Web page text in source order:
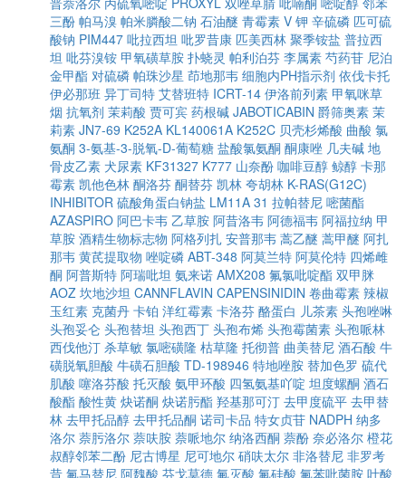
三酚 帕马溴 帕米膦酸二钠 石油醚 青霉素 V 钾 辛硫磷 匹可硫
酸钠 PIM447 吡拉西坦 吡罗昔康 匹美西林 聚季铵盐 普拉西
坦 吡芬溴铵 甲氧磺草胺 扑蛲灵 帕利泊芬 李属素 芍药苷 尼泊
金甲酯 对硫磷 帕珠沙星 茚地那韦 细胞内PH指示剂 依伐卡托
伊必那班 异丁司特 艾替班特 ICRT-14 伊洛前列素 甲氧咪草
烟 抗氧剂 茉莉酸 贾可宾 药根碱 JABOTICABIN 爵筛奥素 茉
莉素 JN7-69 K252A KL140061A K252C 贝壳杉烯酸 曲酸 氯
氨酮 3-氨基-3-脱氧-D-葡萄糖 盐酸氯氨酮 酮康唑 几夫碱 地
骨皮乙素 犬尿素 KF31327 K777 山奈酚 咖啡豆醇 鲸醇 卡那
霉素 凯他色林 酮洛芬 酮替芬 凯林 夸胡林 K-RAS(G12C)
INHIBITOR 硫酸角蛋白钠盐 LM11A 31 拉帕替尼 嘧菌酯
AZASPIRO 阿巴卡韦 乙草胺 阿昔洛韦 阿德福韦 阿福拉纳 甲
草胺 酒精生物标志物 阿格列扎 安普那韦 蒿乙醚 蒿甲醚 阿扎
那韦 黄芪提取物 唑啶磷 ABT-348 阿莫兰特 阿莫伦特 四烯雌
酮 阿普斯特 阿瑞吡坦 氨来诺 AMX208 氟氯吡啶酯 双甲脒
AOZ 坎地沙坦 CANNFLAVIN CAPENSINIDIN 卷曲霉素 辣椒
玉红素 克菌丹 卡铂 洋红霉素 卡洛芬 酪蛋白 儿茶素 头孢唑啉
头孢妥仑 头孢替坦 头孢西丁 头孢布烯 头孢霉菌素 头孢哌林
西伐他汀 杀草敏 氯嘧磺隆 枯草隆 托彻普 曲美替尼 酒石酸 牛
磺脱氧胆酸 牛磺石胆酸 TD-198946 特地唑胺 替加色罗 硫代
肌酸 噻洛芬酸 托灭酸 氨甲环酸 四氢氨基吖啶 坦度螺酮 酒石
酸酯 酸性黄 炔诺酮 炔诺肟酯 羟基那可汀 去甲度硫平 去甲替
林 去甲托品醇 去甲托品酮 诺司卡品 特女贞苷 NADPH 纳多
洛尔 萘肟洛尔 萘呋胺 萘哌地尔 纳洛西酮 萘酚 奈必洛尔 橙花
叔醇邻苯二酚 尼古博星 尼可地尔 硝呋太尔 非洛替尼 非罗考
昔 氟马替尼 阿魏酸 芬戈莫德 氟灭酸 氟硅酸 氟苯吡菌胺 叶酸